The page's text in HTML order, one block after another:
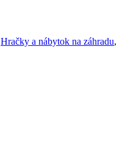
Hračky a nábytok na záhradu,